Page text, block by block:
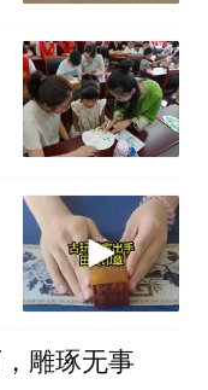
雕琢无事